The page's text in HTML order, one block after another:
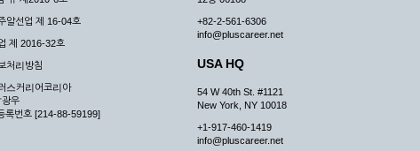
는 제 2항 및 제 3항의 사유로 서비스의 제공이 일시적으로 중지됨으로 인해 이용자
리 및 의무
회사의 의무)
는 특별한 사정이 없는 한 이용자가 신청한 후 즉시 서비스를 이용할 수 있도록 하고
는 이용자의 개인 신상 정보를 본인의 승낙 없이 타인에게 누설, 배포하여서는 안됩
알선업 제 16-04호
제 2016-32호
처리방침
스커리어코리아
광우
록번호 [214-88-59199]
+82-2-561-6306
info@pluscareer.net
USA HQ
54 W 40th St. #1121
New York, NY 10018
+1-917-460-1419
info@pluscareer.net